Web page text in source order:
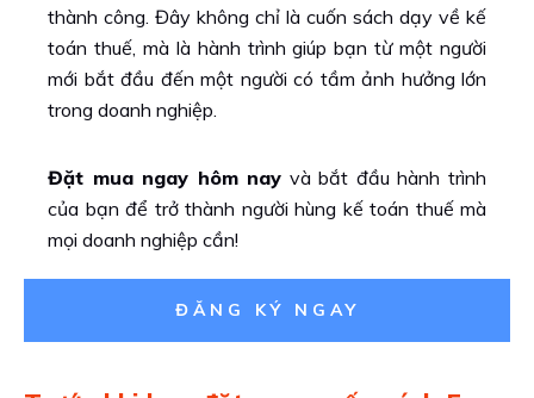
thành công. Đây không chỉ là cuốn sách dạy về kế
toán thuế, mà là hành trình giúp bạn từ một người
mới bắt đầu đến một người có tầm ảnh hưởng lớn
trong doanh nghiệp.
Đặt mua ngay hôm nay và bắt đầu hành trình
của bạn để trở thành người hùng kế toán thuế mà
mọi doanh nghiệp cần!
ĐĂNG KÝ NGAY